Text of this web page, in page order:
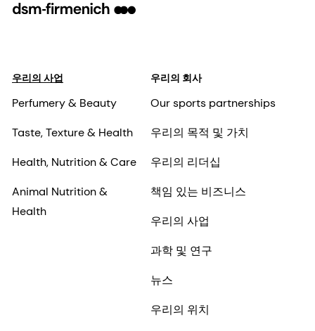
우리의 사업
Perfumery & Beauty
Taste, Texture & Health
Health, Nutrition & Care
Animal Nutrition &
Health
우리의 회사
Our sports partnerships
우리의 목적 및 가치
우리의 리더십
책임 있는 비즈니스
우리의 사업
과학 및 연구
뉴스
우리의 위치